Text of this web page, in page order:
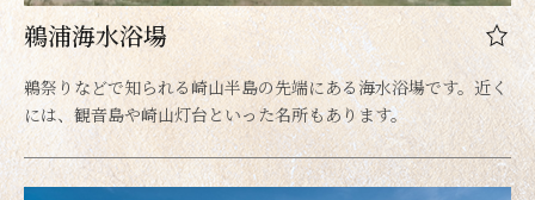
鵜浦海水浴場
鵜祭りなどで知られる崎山半島の先端にある海水浴場です。近く
には、観音島や崎山灯台といった名所もあります。